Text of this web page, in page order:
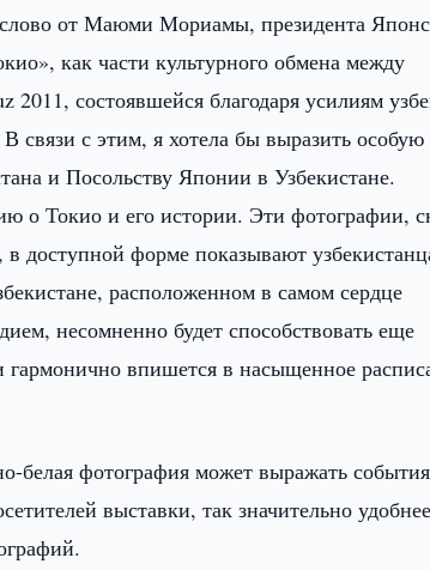
от Маюми Мориамы, президента
как части культурного обмена между
состоявшейся благодаря усилиям
связи с этим, я хотела бы выразить особую
и Посольству Японии в Узбекистане.
о Токио и его истории. Эти фотографии,
форме показывают
расположенном в самом сердце
несомненно будет способствовать еще
гармонично впишется в насыщенное
белая фотография может выражать
выставки, так значительно